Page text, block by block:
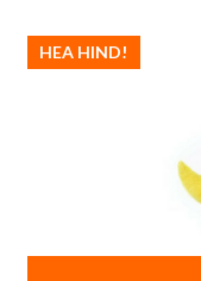
HEA HIND!